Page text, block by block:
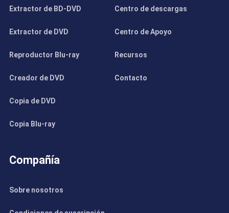
Extractor de BD-DVD
Extractor de DVD
Reproductor Blu-ray
Creador de DVD
Copia de DVD
Copia Blu-ray
Centro de descargas
Centro de Apoyo
Recursos
Contacto
Compañía
Sobre nosotros